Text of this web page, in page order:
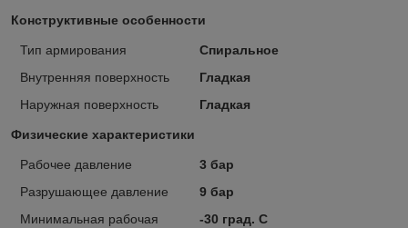
Конструктивные особенности
Тип армирования
Спиральное
Внутренняя поверхность
Гладкая
Наружная поверхность
Гладкая
Физические характеристики
Рабочее давление
3 бар
Разрушающее давление
9 бар
Минимальная рабочая
-30 град. C